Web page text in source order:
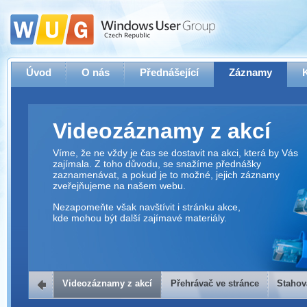
Úvod O nás Přednášející Záznamy
Videozáznamy z akcí
Víme, že ne vždy je čas se dostavit na akci, která by Vás
zajímala. Z toho důvodu, se snažíme přednášky
zaznamenávat, a pokud je to možné, jejich záznamy
zveřejňujeme na našem webu.
Nezapomeňte však navštívit i stránku akce,
kde mohou být další zajímavé materiály.
Přehrávač ve stránce
Videozáznamy z akcí Přehrávač ve stránce